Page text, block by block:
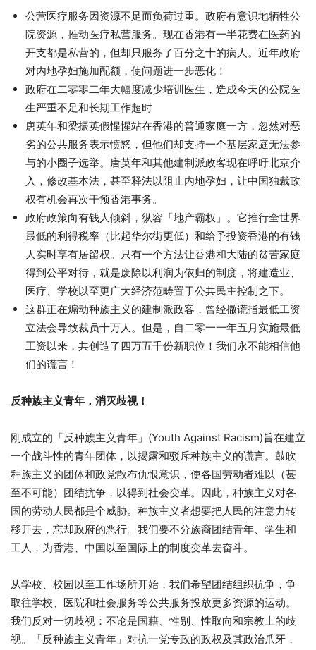
公营医疗服务因资源不足而负荷过重。政府有意识地牺牲公
院资源，推动医疗私营服务。现在香港有一半花费在医药的
开支都是私营的，但却只服务了百分之十的病人。近年政府
对内地孕妇施加配额，使问题进一步恶化！
政府在二零零二年大幅度减少培训医生，造成今天的公院医
生严重不足和长期工作超时
唐英年和梁振英假惺惺站在香港的普通家庭一方，忽然对恶
劣的公共服务表示愤怒，但他们却支持一个基层家庭无法参
与的小圈子选举。唐英年和其他建制派政客现在呼吁北京介
入，修改基本法，甚至释法以阻止内地孕妇，让中国独裁政
权有机会再次干预香港事务。
政府政策向有钱人倾斜，纵容「地产霸权」。它推行全世界
最低的利得税率（比起华尔街更低）和给予投资香港的有钱
人实时享有居留权。只有一个方法让香港和大陆的贫苦家庭
得到公平对待，就是废除以利润为依归的制度，将建造业、
医疗、学校以至更广大经济范畴置于公共民主控制之下。
这群正在煽动种族主义的建制派政客，曾经撒谎指最低工资
立法会导致裁员十万人。但是，自二零一一年五月实施最低
工资以来，共创造了四万五千份新职位！我们永不能相信他
们的谎言！
反种族主义青年．消灭歧视！
刚成立的「反种族主义青年」(Youth Against Racism)旨在建立
一个战斗性的青年团体，以揭露和驳斥种族主义的谎言。鼓吹
种族主义的团体和政党散布仇恨意识，使各国劳动者难以（甚
至不可能）团结抗争，以得到社会变革。因此，种族主义对各
国的劳动人民都是个威胁。种族主义者想要把人民的注意力转
移开去，忘却政府的恶行。我们要不分族裔团结青年、学生和
工人，为香港、中国以至国际上的制度变革去奋斗。
从学校、校园以至工作场所开始，我们希望团结组织抗争，争
取往学校、医院和社会服务等公共服务投放更多资源的运动。
我们反对一切歧视：不论是国藉、性别、性取向和宗教上的歧
视。「反种族主义青年」对抗一党专政的政权及其政治爪牙，